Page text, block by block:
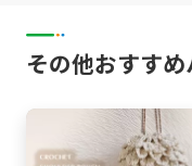
1玉ずつ使いました。
Seria：NEWアクリ
カラー：89番
その他おすす